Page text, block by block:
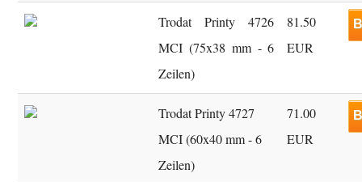
Trodat Printy 4726
MCI (75x38 mm - 6
Zeilen)
81.50
EUR
Trodat Printy 4727
MCI (60x40 mm - 6
Zeilen)
71.00
EUR